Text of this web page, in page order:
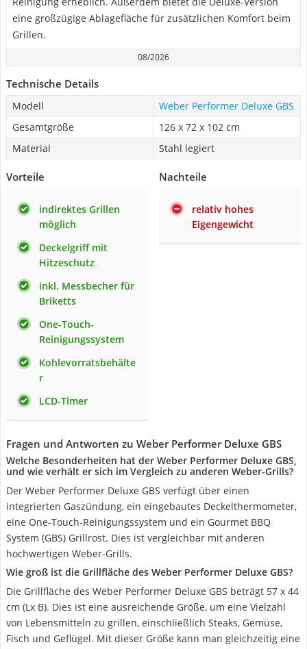
eine großzügige Ablagefläche für zusätzlichen Komfort beim
Grillen.
08/2026
Technische Details
Modell
Weber Performer Deluxe GBS
Gesamtgröße
126 x 72 x 102 cm
Material
Stahl legiert
Vorteile
indirektes Grillen
möglich
Deckelgriff mit
Hitzeschutz
inkl. Messbecher für
Briketts
One-Touch-
Reinigungssystem
Kohlevorratsbehälte
r
LCD-Timer
Nachteile
relativ hohes
Eigengewicht
Fragen und Antworten zu Weber Performer Deluxe GBS
Welche Besonderheiten hat der Weber Performer Deluxe GBS,
und wie verhält er sich im Vergleich zu anderen Weber-Grills?
Der Weber Performer Deluxe GBS verfügt über einen
integrierten Gaszündung, ein eingebautes Deckelthermometer,
eine One-Touch-Reinigungssystem und ein Gourmet BBQ
System (GBS) Grillrost. Dies ist vergleichbar mit anderen
hochwertigen Weber-Grills.
Wie groß ist die Grillfläche des Weber Performer Deluxe GBS?
Die Grillfläche des Weber Performer Deluxe GBS beträgt 57 x 44
cm (Lx B). Dies ist eine ausreichende Größe, um eine Vielzahl
von Lebensmitteln zu grillen, einschließlich Steaks, Gemüse,
Fisch und Geflügel. Mit dieser Größe kann man gleichzeitig eine